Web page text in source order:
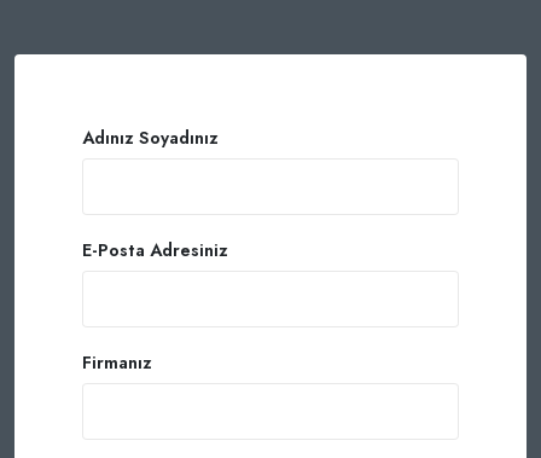
Adınız Soyadınız
E-Posta Adresiniz
Firmanız